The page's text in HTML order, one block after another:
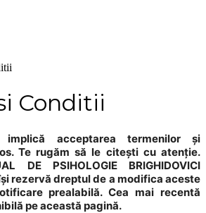
Conditii
implică acceptarea termenilor și
Te rugăm să le citești cu atenție.
DE PSIHOLOGIE BRIGHIDOVICI
rezervă dreptul de a modifica aceste
prealabilă. Cea mai recentă
pe această pagină.